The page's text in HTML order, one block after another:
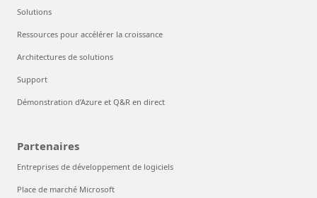
Solutions
Ressources pour accélérer la croissance
Architectures de solutions
Support
Démonstration d’Azure et Q&R en direct
Partenaires
Entreprises de développement de logiciels
Place de marché Microsoft